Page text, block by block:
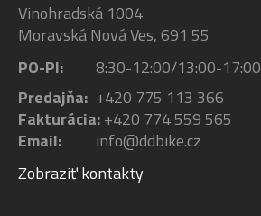
Vinohradská 1004
Moravská Nová Ves, 691 55
PO-PI:
8:30-12:00/13:00-17:00
Predajňa: +420 775 113 366
Fakturácia:+420 774 559 565
Email:
info@ddbike.cz
Zobraziť kontakty